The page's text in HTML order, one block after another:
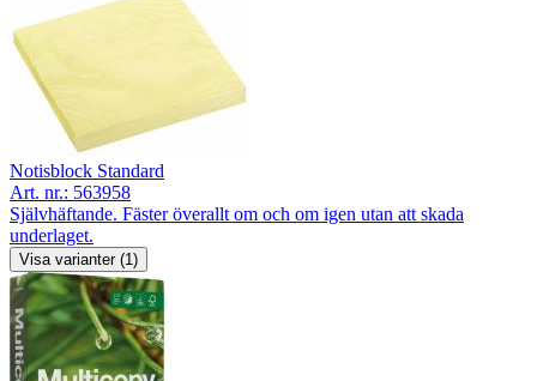
Notisblock Standard
Art. nr.: 563958
Självhäftande. Fäster överallt om och om igen utan att skada
underlaget.
Visa varianter (1)